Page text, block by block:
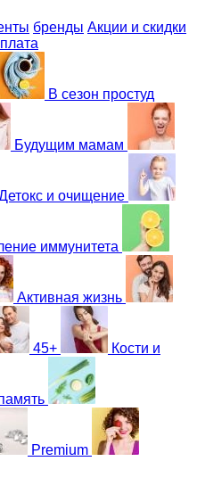
бренды Акции и скидки
В сезон простуд
Будущим мамам
и очищение
иммунитета
Активная жизнь
45+ Кости и
Premium